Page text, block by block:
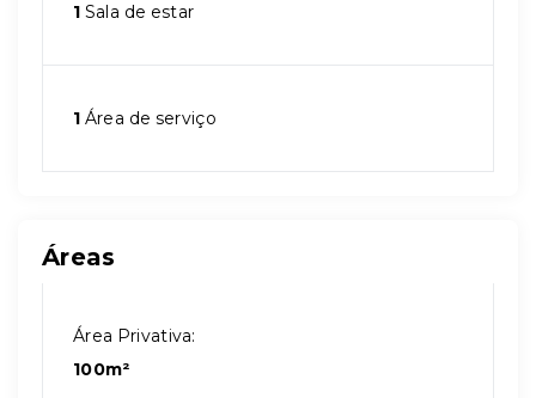
1 Sala de estar
1 Área de serviço
Áreas
Área Privativa:
100m²